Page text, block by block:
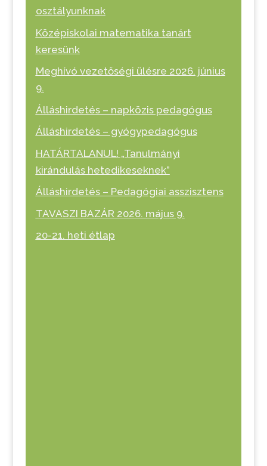
osztályunknak
Középiskolai matematika tanárt
keresünk
Meghívó vezetőségi ülésre 2026. június
9.
Álláshirdetés – napközis pedagógus
Álláshirdetés – gyógypedagógus
HATÁRTALANUL! „Tanulmányi
kirándulás hetedikeseknek”
Álláshirdetés – Pedagógiai asszisztens
TAVASZI BAZÁR 2026. május 9.
20-21. heti étlap